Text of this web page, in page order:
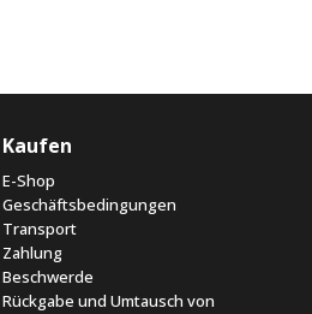
Kaufen
E-Shop
Geschäftsbedingungen
Transport
Zahlung
Beschwerde
Rückgabe und Umtausch von